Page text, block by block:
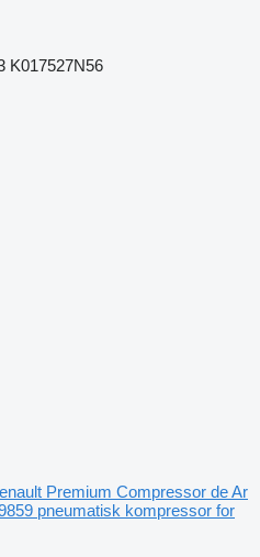
K017527N56
Premium Compressor de Ar
pneumatisk kompressor for